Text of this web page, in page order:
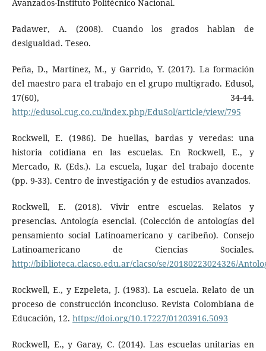
Avanzados-Instituto Politécnico Nacional.
Padawer, A. (2008). Cuando los grados hablan de
desigualdad. Teseo.
Peña, D., Martínez, M., y Garrido, Y. (2017). La formación
del maestro para el trabajo en el grupo multigrado. Edusol,
17(60), 34-44.
http://edusol.cug.co.cu/index.php/EduSol/article/view/795
Rockwell, E. (1986). De huellas, bardas y veredas: una
historia cotidiana en las escuelas. En Rockwell, E., y
Mercado, R. (Eds.). La escuela, lugar del trabajo docente
(pp. 9-33). Centro de investigación y de estudios avanzados.
Rockwell, E. (2018). Vivir entre escuelas. Relatos y
presencias. Antología esencial. (Colección de antologías del
pensamiento social Latinoamericano y caribeño). Consejo
Latinoamericano de Ciencias Sociales.
http://biblioteca.clacso.edu.ar/clacso/se/20180223024326/
Rockwell, E., y Ezpeleta, J. (1983). La escuela. Relato de un
proceso de construcción inconcluso. Revista Colombiana de
Educación, 12. https://doi.org/10.17227/01203916.5093
Rockwell, E., y Garay, C. (2014). Las escuelas unitarias en